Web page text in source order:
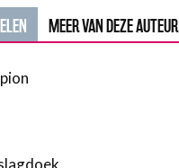
MEER VAN DEZE AUTEUR